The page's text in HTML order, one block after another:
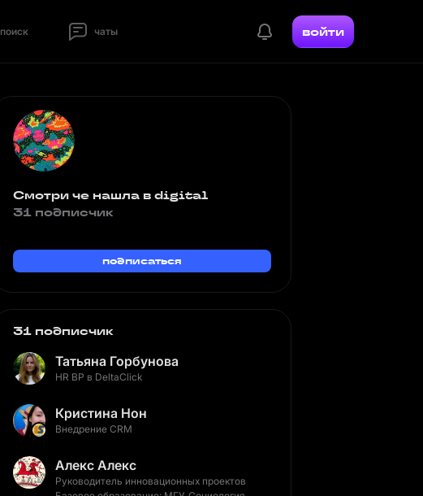
поиск чаты войти
Смотри че нашла в digital
31 подписчик
подписаться
31 подписчик
Татьяна Горбунова
HR BP в DeltaClick
Кристина Нон
Внедрение CRM
Алекс Алекс
Руководитель инновационных проектов